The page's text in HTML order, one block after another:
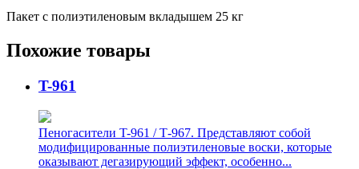
Пакет с полиэтиленовым вкладышем 25 кг
Похожие товары
T-961
Пеногасители T-961 / Т-967. Представляют собой
модифицированные полиэтиленовые воски, которые
оказывают дегазирующий эффект, особенно...